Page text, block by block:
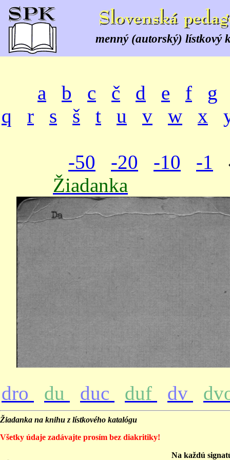
menný (autorský) lístkový
a b c č d e f
g
q
r s š t u v w x
-50 -20 -10
-1
Žiadanka
dro du duc duf dv
Žiadanka na knihu z lístkového katalógu
Všetky údaje zadávajte prosím bez diakritiky!